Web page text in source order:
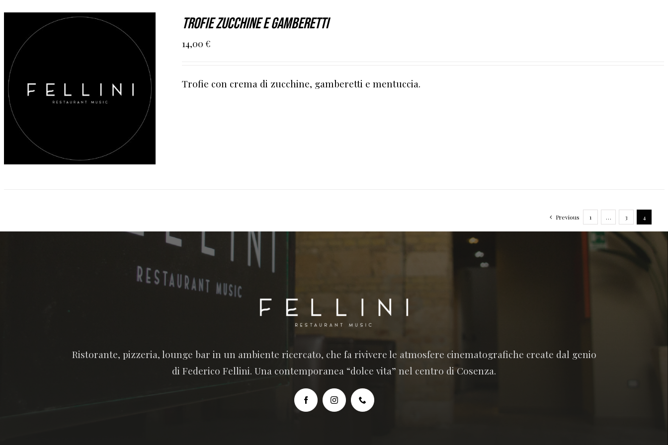
AGGIUNGI AL CARRELLO DETAILS
Trofie zucchine e gamberetti
14,00€
Trofie con crema di zucchine, gamberetti e mentuccia.
Previous 1 … 3 4
Ristorante, pizzeria, lounge bar in un ambiente ricercato, che fa rivivere le atmosfere cinematografiche create dal genio
di Federico Fellini. Una contemporanea “dolce vita” nel centro di Cosenza.